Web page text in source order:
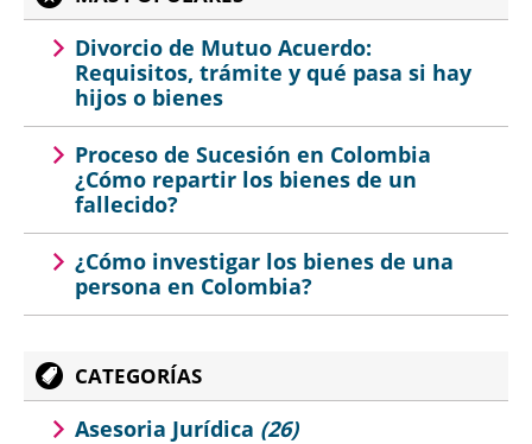
Divorcio de Mutuo Acuerdo:
Requisitos, trámite y qué pasa si hay
hijos o bienes
Proceso de Sucesión en Colombia
¿Cómo repartir los bienes de un
fallecido?
¿Cómo investigar los bienes de una
persona en Colombia?
CATEGORÍAS
Asesoria Jurídica (26)